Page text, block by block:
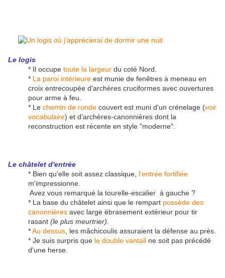
Le logis
* Il occupe toute la largeur du coté Nord.
* La paroi intérieure est munie de fenêtres à meneau en
croix entrecoupée d'archères cruciformes avec ouvertures
pour arme à feu.
* Le chemin de ronde couvert est muni d'un crénelage (voir
vocabulaire) et d'archères-canonnières dont la
reconstruction est récente en style "moderne".
Le châtelet d'entrée
* Bien qu'elle soit assez classique, l'entrée fortifiée
m'impressionne.
Avez vous remarqué la tourelle-escalier à gauche ?
* La base du châtelet ainsi que le rempart possède des
canonnières avec large ébrasement extérieur pour tir
rasant (le plus meurtrier)
*Au dessus , les mâchicoulis assuraient la défense au près.
* Je suis surpris que le double vantail ne soit pas précédé
d'une herse.